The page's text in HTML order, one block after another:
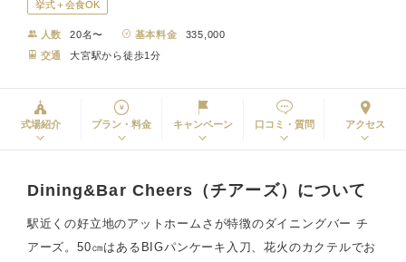
挙式＋会食OK
人数 20名〜 基本料金
335,000
交通
大宮駅から徒歩1分
式場紹介 プラン・料金 キャンペーン 口コミ・質問 アクセス
Dining&Bar Cheers（チアーズ）について
駅近くの好立地のアットホームさが特徴のダイニングバー チ
アーズ。50㎝はあるBIGパンケーキ入刀、花火のカクテルでお